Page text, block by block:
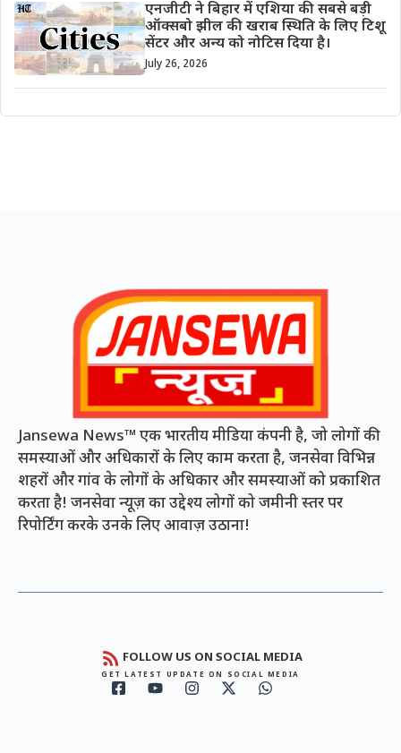
एनजीटी ने बिहार में एशिया की सबसे बड़ी
ऑक्सबो झील की खराब स्थिति के लिए टिशू
सेंटर और अन्य को नोटिस दिया है।
July 26, 2026
Jansewa News™ एक भारतीय मीडिया कंपनी है, जो लोगों की
समस्याओं और अधिकारों के लिए काम करता है, जनसेवा विभिन्न
शहरों और गांव के लोगों के अधिकार और समस्याओं को प्रकाशित
करता है! जनसेवा न्यूज़ का उद्देश्य लोगों को जमीनी स्तर पर
रिपोर्टिंग करके उनके लिए आवाज़ उठाना!
FOLLOW US ON SOCIAL MEDIA
GET LATEST UPDATE ON SOCIAL MEDIA